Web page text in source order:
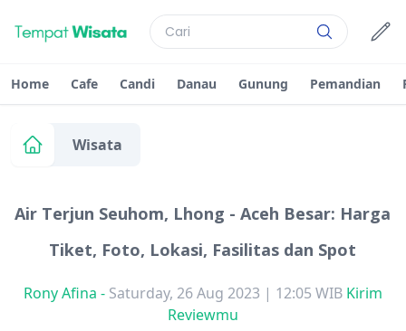
Home Cafe Candi Danau Gunung Pemandian
Wisata
Air Terjun Seuhom, Lhong - Aceh Besar: Harga
Tiket, Foto, Lokasi, Fasilitas dan Spot
Rony Afina - Saturday, 26 Aug 2023 | 12:05 WIB Kirim
Reviewmu